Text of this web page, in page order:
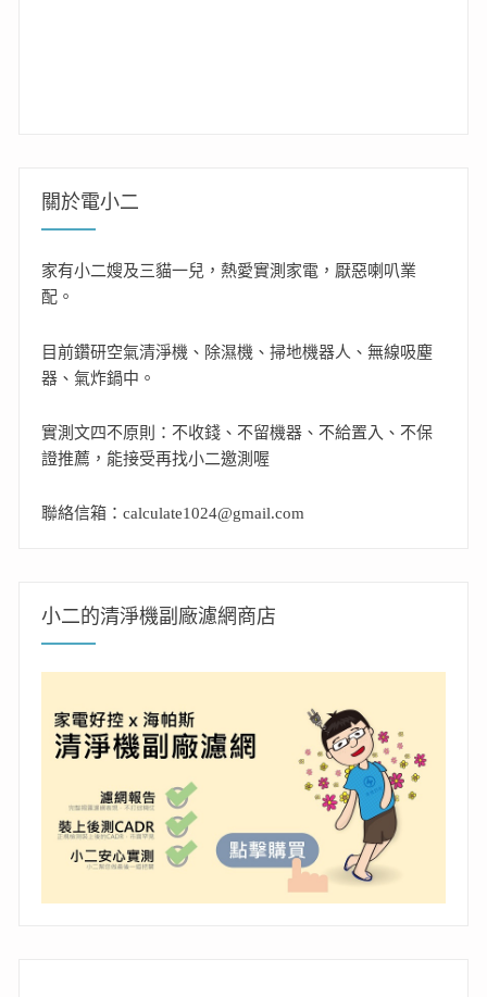
關於電小二
家有小二嫂及三貓一兒，熱愛實測家電，厭惡喇叭業
配。
目前鑽研空氣清淨機、除濕機、掃地機器人、無線吸塵
器、氣炸鍋中。
實測文四不原則：不收錢、不留機器、不給置入、不保
證推薦，能接受再找小二邀測喔
聯絡信箱：calculate1024@gmail.com
小二的清淨機副廠濾網商店